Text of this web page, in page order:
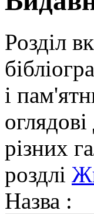
Розділ
і
різних
роздлі
Назва :